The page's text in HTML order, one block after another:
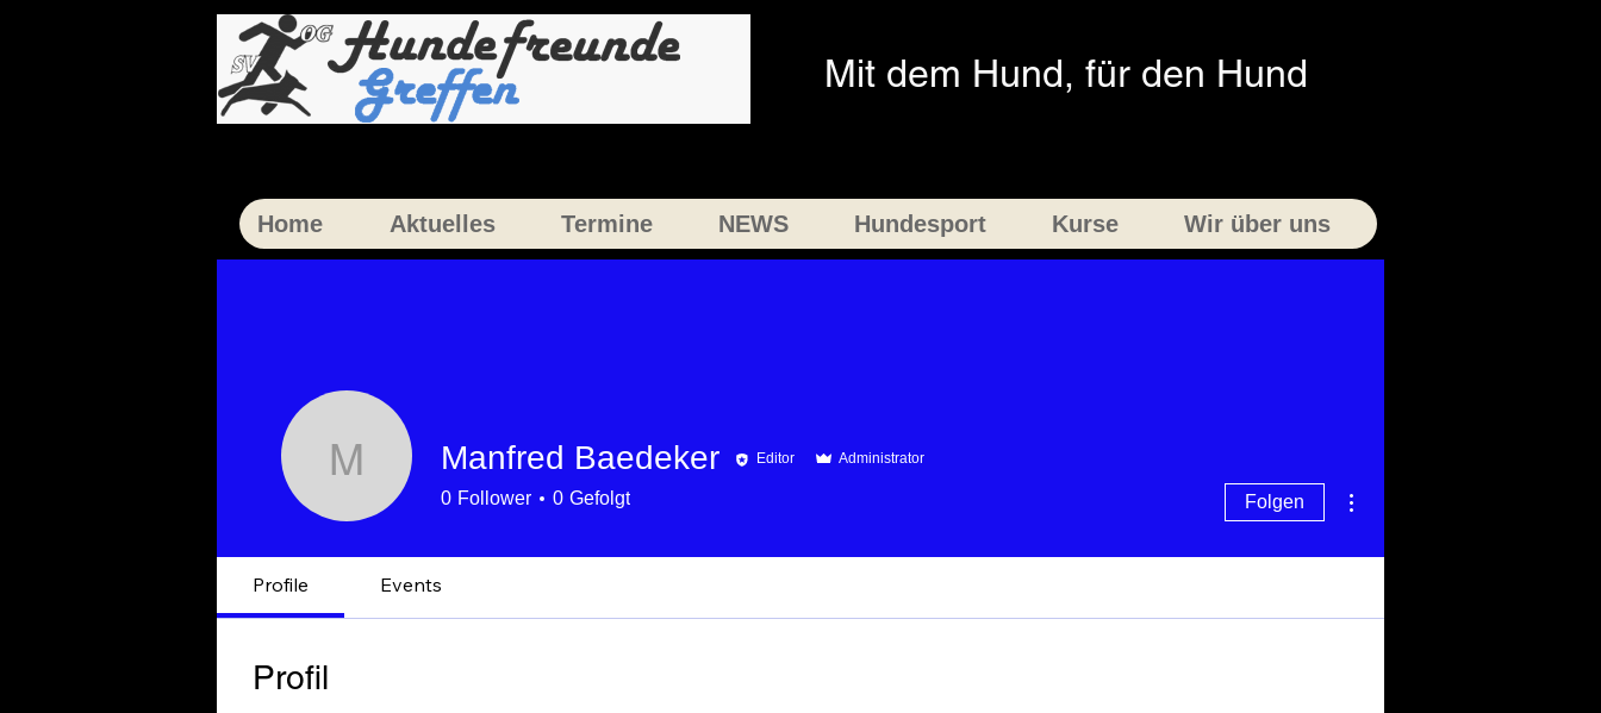
Mit dem Hund, für den Hund
Home Aktuelles Termine NEWS Hundesport Kurse Wir über uns
Manfred Baedeker
Manfred Baedeker Editor Administrator
0 Follower 0 Gefolgt Folgen
Profile Events
Profil